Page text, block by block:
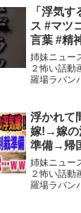
「浮気
ス #マツ
言葉 #精
#short
姉妹ニュー
２怖い話動
羅場ラバン
浮かれて
嫁!→嫁の
準備→帰
姉妹ニュー
２怖い話動
羅場ラバン